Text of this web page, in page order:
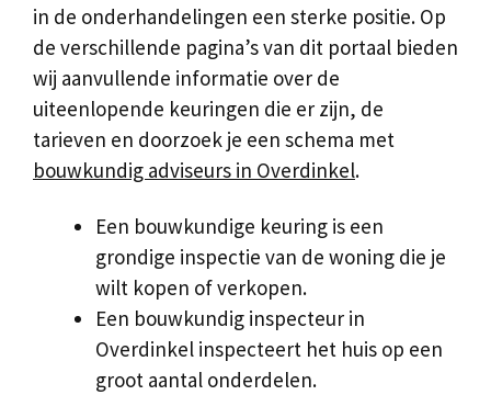
in de onderhandelingen een sterke positie. Op
de verschillende pagina’s van dit portaal bieden
wij aanvullende informatie over de
uiteenlopende keuringen die er zijn, de
tarieven en doorzoek je een schema met
bouwkundig adviseurs in Overdinkel.
Een bouwkundige keuring is een
grondige inspectie van de woning die je
wilt kopen of verkopen.
Een bouwkundig inspecteur in
Overdinkel inspecteert het huis op een
groot aantal onderdelen.